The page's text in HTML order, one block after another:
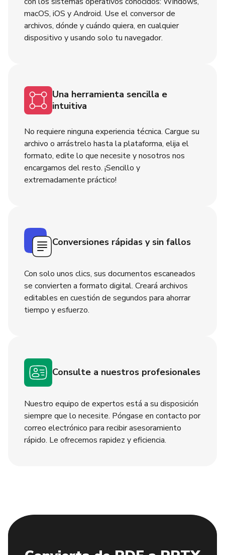
macOS, iOS y Android. Use el conversor de
archivos, dónde y cuándo quiera, en cualquier
dispositivo y usando solo tu navegador.
Una herramienta sencilla e
intuitiva
No requiere ninguna experiencia técnica. Cargue su
archivo o arrástrelo hasta la plataforma, elija el
formato, edite lo que necesite y nosotros nos
encargamos del resto. ¡Sencillo y
extremadamente práctico!
Conversiones rápidas y sin fallos
Con solo unos clics, sus documentos escaneados
se convierten a formato digital. Creará archivos
editables en cuestión de segundos para ahorrar
tiempo y esfuerzo.
Consulte a nuestros profesionales
Nuestro equipo de expertos está a su disposición
siempre que lo necesite. Póngase en contacto por
correo electrónico para recibir asesoramiento
rápido. Le ofrecemos rapidez y eficiencia.